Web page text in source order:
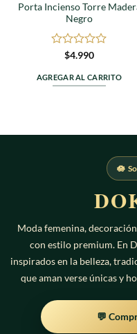
Porta Incienso Torre
Negro
Valorado
0
de
$4.990
AGREGAR AL CARRITO
🪷
Moda femenina,
con estilo premium. En
inspirados en la belleza,
que aman verse únicas y
💬